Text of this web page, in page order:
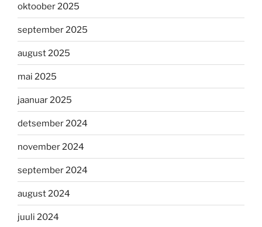
oktoober 2025
september 2025
august 2025
mai 2025
jaanuar 2025
detsember 2024
november 2024
september 2024
august 2024
juuli 2024